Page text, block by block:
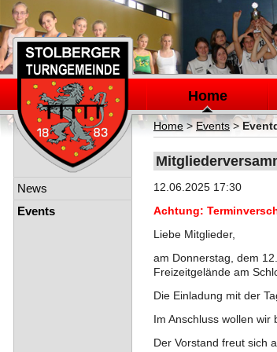
Navigation
überspringen
Home
Home> Events>
12.06.2025 17:30
Achtung:
Liebe Mitglieder,
am Donnerstag, dem
Freizeitgelände am
Die Einladung mit der
Im Anschluss wollen wir
Der Vorstand freut sich
Navigation
News
Events